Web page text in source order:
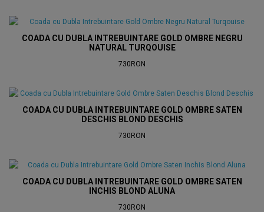
COADA CU DUBLA INTREBUINTARE GOLD OMBRE NEGRU
NATURAL TURQOUISE
730RON
COADA CU DUBLA INTREBUINTARE GOLD OMBRE SATEN
DESCHIS BLOND DESCHIS
730RON
COADA CU DUBLA INTREBUINTARE GOLD OMBRE SATEN
INCHIS BLOND ALUNA
730RON